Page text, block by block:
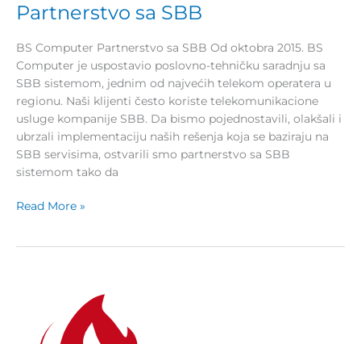
Partnerstvo sa SBB
BS Computer Partnerstvo sa SBB Od oktobra 2015. BS
Computer je uspostavio poslovno-tehničku saradnju sa
SBB sistemom, jednim od najvećih telekom operatera u
regionu. Naši klijenti često koriste telekomunikacione
usluge kompanije SBB. Da bismo pojednostavili, olakšali i
ubrzali implementaciju naših rešenja koja se baziraju na
SBB servisima, ostvarili smo partnerstvo sa SBB
sistemom tako da
Read More »
distribucija
softvera